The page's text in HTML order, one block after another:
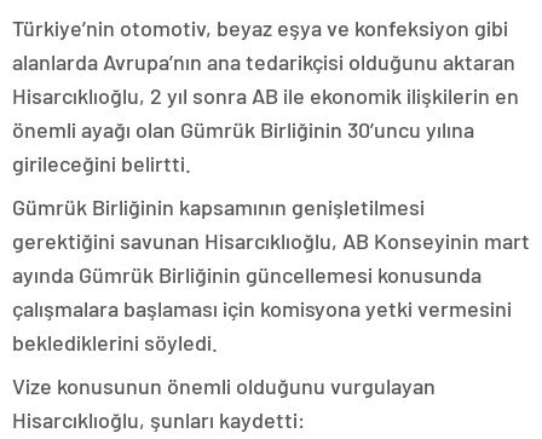
Türkiye’nin otomotiv, beyaz eşya ve konfeksiyon gibi
alanlarda Avrupa’nın ana tedarikçisi olduğunu aktaran
Hisarcıklıoğlu, 2 yıl sonra AB ile ekonomik ilişkilerin en
önemli ayağı olan Gümrük Birliğinin 30’uncu yılına
girileceğini belirtti.
Gümrük Birliğinin kapsamının genişletilmesi
gerektiğini savunan Hisarcıklıoğlu, AB Konseyinin mart
ayında Gümrük Birliğinin güncellemesi konusunda
çalışmalara başlaması için komisyona yetki vermesini
beklediklerini söyledi.
Vize konusunun önemli olduğunu vurgulayan
Hisarcıklıoğlu, şunları kaydetti: